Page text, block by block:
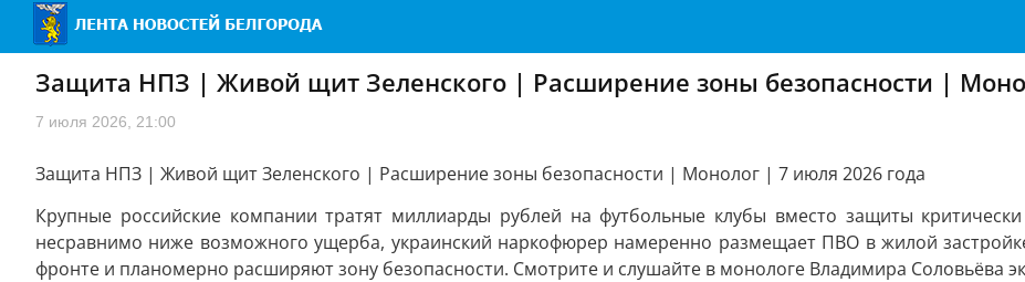
Защита НПЗ | Живой щит Зеленского | Расширение зоны безопасности |
7 июля 2026, 21:00
Защита НПЗ | Живой щит Зеленского | Расширение зоны безопасности | Монолог | 7 июля 2026 года
Крупные российские компании тратят миллиарды рублей на футбольные клубы вместо защиты
несравнимо ниже возможного ущерба, украинский наркофюрер намеренно размещает ПВО в жилой
фронте и планомерно расширяют зону безопасности. Смотрите и слушайте в монологе Владимира Соловьёва